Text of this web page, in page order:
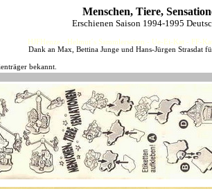
Menschen, Tiere,
Erschienen Saison 1994-1995
HJFHenze - Helmut´s Sammlerseiten - Ue-Ei-Kat - FF-
Dank an Max, Bettina Junge und Hans-Jürgen Strasdat
bekannt.